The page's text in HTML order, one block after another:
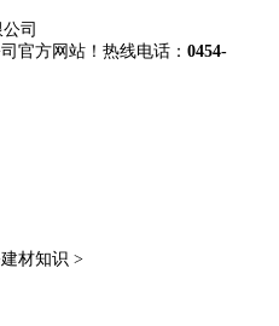
官方网站！热线电话： 0454-
材知识 >